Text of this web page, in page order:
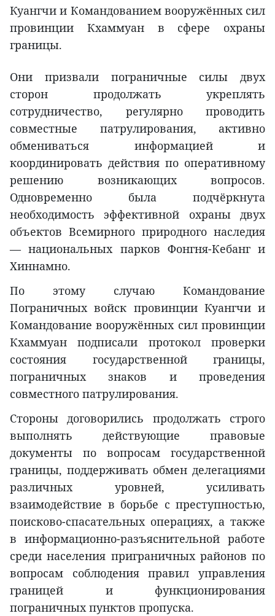
Куангчи и Командованием вооружённых сил
провинции Кхаммуан в сфере охраны
границы.
Они призвали пограничные силы двух
сторон продолжать укреплять
сотрудничество, регулярно проводить
совместные патрулирования, активно
обмениваться информацией и
координировать действия по оперативному
решению возникающих вопросов.
Одновременно была подчёркнута
необходимость эффективной охраны двух
объектов Всемирного природного наследия
— национальных парков Фонгня-Кебанг и
Хиннамно.
По этому случаю Командование
Пограничных войск провинции Куангчи и
Командование вооружённых сил провинции
Кхаммуан подписали протокол проверки
состояния государственной границы,
пограничных знаков и проведения
совместного патрулирования.
Стороны договорились продолжать строго
выполнять действующие правовые
документы по вопросам государственной
границы, поддерживать обмен делегациями
различных уровней, усиливать
взаимодействие в борьбе с преступностью,
поисково-спасательных операциях, а также
в информационно-разъяснительной работе
среди населения приграничных районов по
вопросам соблюдения правил управления
границей и функционирования
пограничных пунктов пропуска.